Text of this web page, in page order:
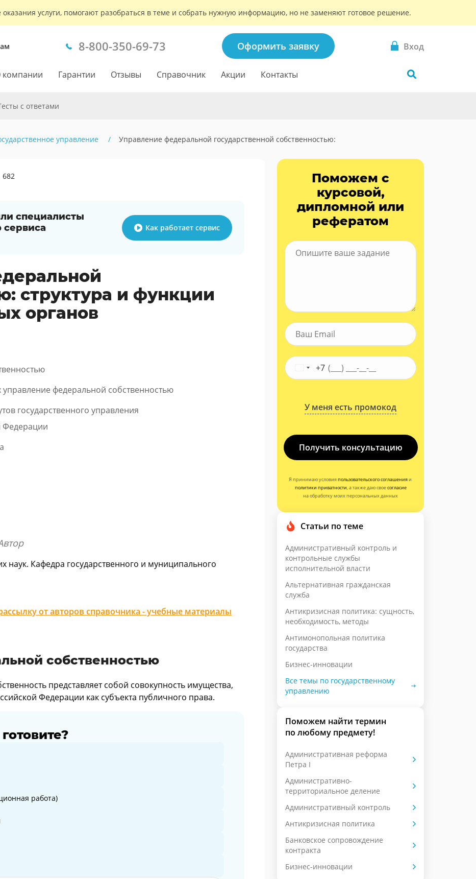
услуги, помогают разобраться в теме и собрать нужную информацию, но не заменяют готовое решение.
8-800-350-69-73 Оформить заявку Вход
компании Гарантии Отзывы Справочник Акции Контакты
с ответами
управление Управление федеральной государственной собственностью:
682
специалисты
сервиса
Как работает сервис
структура и функции
органов
федеральной собственностью
государственного управления
Федерации
наук. Кафедра государственного и муниципального
от авторов справочника - учебные материалы
собственностью
представляет собой совокупность имущества,
Федерации как субъекта публичного права.
работа)
Поможем с
курсовой,
дипломной или
рефератом
+7
У меня есть промокод
Получить консультацию
Я принимаю условияпользовательского соглашенияи
политики приватности, а также даю своесогласие
на обработку моих персональных данных
Статьи по теме
Административный контроль и
контрольные службы
исполнительной власти
Альтернативная гражданская
служба
Антикризисная политика: сущность,
необходимость, методы
Антимонопольная политика
государства
Бизнес-инновации
Все темы по государственному
управлению
Поможем найти термин
по любому предмету!
Административная реформа
Петра I
Административно-
территориальное деление
Административный контроль
Антикризисная политика
Банковское сопровождение
контракта
Бизнес-инновации